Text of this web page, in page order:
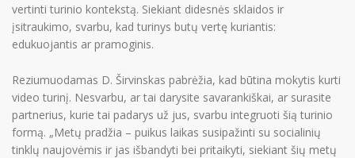
vertinti turinio kontekstą. Siekiant didesnės sklaidos ir
įsitraukimo, svarbu, kad turinys butų vertę kuriantis:
edukuojantis ar pramoginis.
Reziumuodamas D. Širvinskas pabrėžia, kad būtina mokytis kurti
video turinį. Nesvarbu, ar tai darysite savarankiškai, ar surasite
partnerius, kurie tai padarys už jus, svarbu integruoti šią turinio
formą. „Metų pradžia – puikus laikas susipažinti su socialinių
tinklų naujovėmis ir jas išbandyti bei pritaikyti, siekiant šių metų